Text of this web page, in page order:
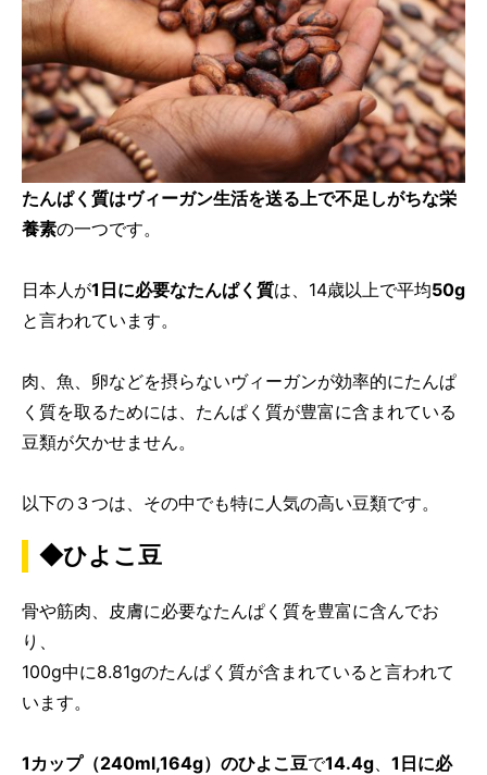
たんぱく質はヴィーガン生活を送る上で不足しがちな栄
養素の一つです。
日本人が1日に必要なたんぱく質は、14歳以上で平均50g
と言われています。
肉、魚、卵などを摂らないヴィーガンが効率的にたんぱ
く質を取るためには、たんぱく質が豊富に含まれている
豆類が欠かせません。
以下の３つは、その中でも特に人気の高い豆類です。
◆ひよこ豆
骨や筋肉、皮膚に必要なたんぱく質を豊富に含んでお
り、
100g中に8.81gのたんぱく質が含まれていると言われて
います。
1カップ（240ml,164g）のひよこ豆で14.4g
1日に必